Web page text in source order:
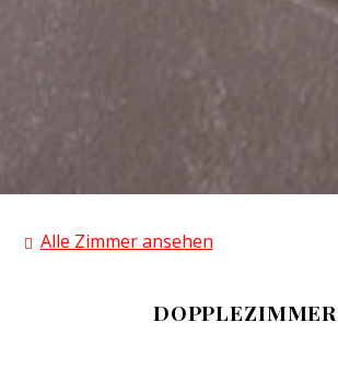
Alle Zimmer ansehen
DOPPLEZIMMER